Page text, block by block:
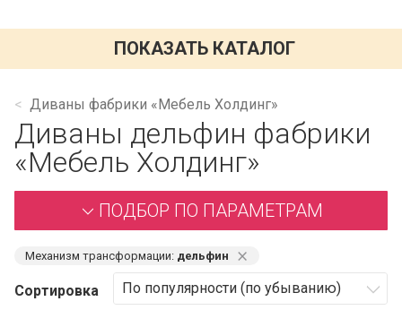
ПОКАЗАТЬ КАТАЛОГ
Диваны фабрики «Мебель Холдинг»
Диваны дельфин фабрики
«Мебель Холдинг»
ПОДБОР ПО ПАРАМЕТРАМ
Механизм трансформации: дельфин ⨯
Сортировка